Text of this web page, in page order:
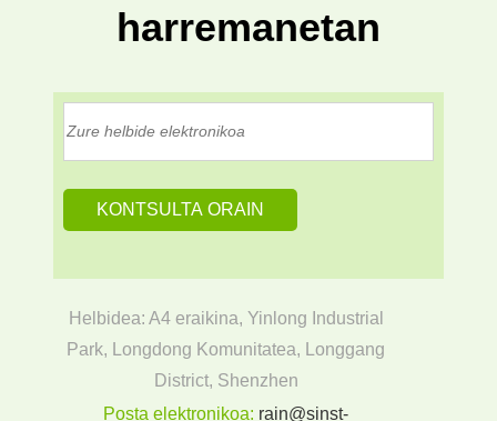
harremanetan
Helbidea: A4 eraikina, Yinlong Industrial
Park, Longdong Komunitatea, Longgang
District, Shenzhen
Posta elektronikoa: rain@sinst-